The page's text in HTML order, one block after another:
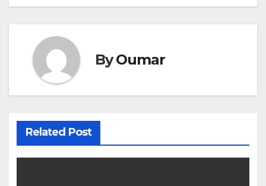
ByOumar
Related Post